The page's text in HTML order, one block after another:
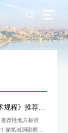
关于征求《储氢岩洞勘察技术规程》推荐性地方标准（征求意见稿）意见的通知
荐性地方标准